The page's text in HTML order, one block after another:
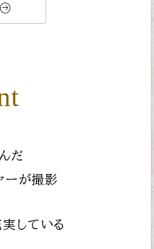
だ
ーが撮影
している